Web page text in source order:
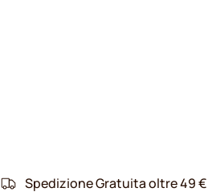
Spedizione Gratuita oltre 49 €